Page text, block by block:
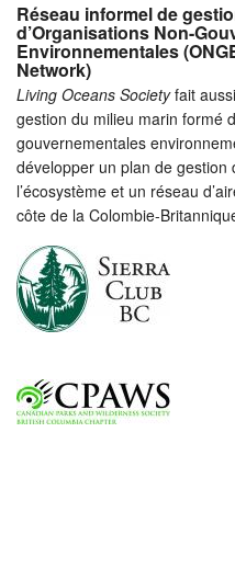
Réseau informel de
d’Organisations Non-
Environnementales
Network)
Living Oceans Societyfait
gestion du milieu marin formé
gouvernementales
développer un plan de gestion
l’écosystème et un réseau
côte de la Colombie-